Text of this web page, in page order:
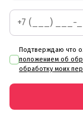
Подтверждаю что
положением об
обработку моих